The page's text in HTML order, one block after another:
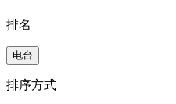
排名
电台
排序方式